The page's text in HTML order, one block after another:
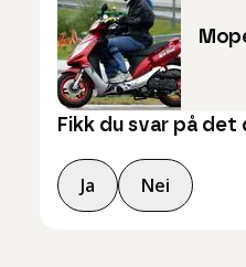
Fikk du svar på det
Ja Nei